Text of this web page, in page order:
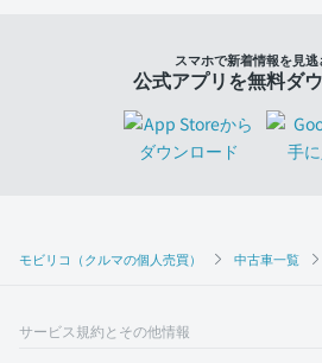
モビリコ（クルマの個人売買） 中古車一覧
スマホで新着情報を見
公式アプリを無料ダ
サービス規約とその他情報